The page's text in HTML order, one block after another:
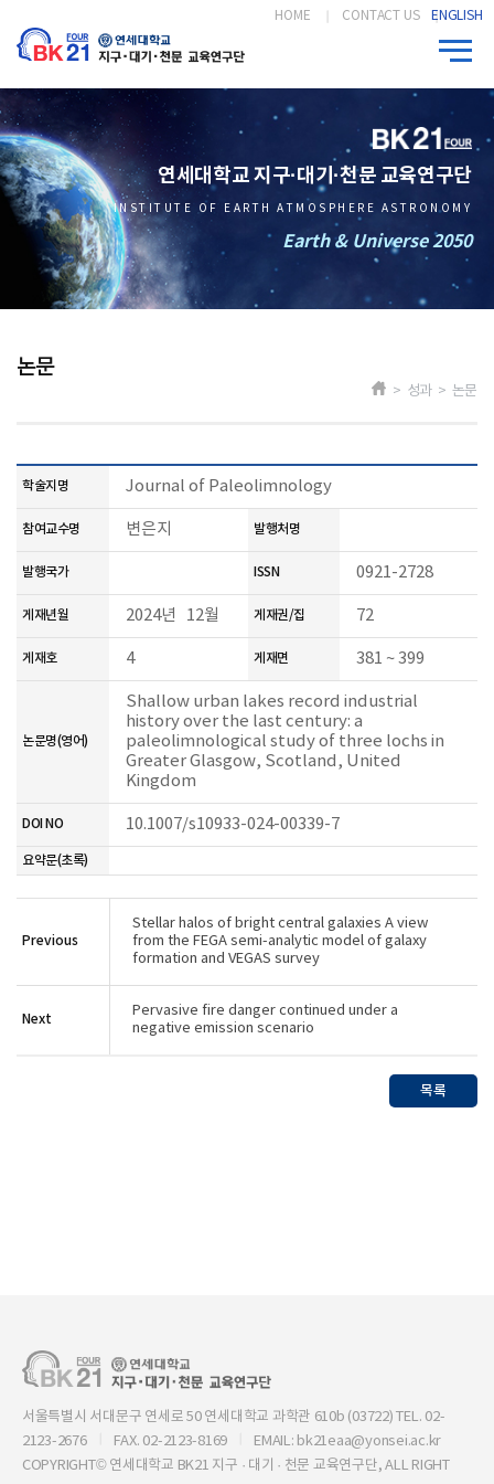
HOME CONTACT US ENGLISH
연세대학교 지구·대기·천문 교육연구단
INSTITUTE OF EARTH ATMOSPHERE ASTRONOMY
Earth & Universe 2050
논문
> 성과 > 논문
학술지명 Journal of Paleolimnology
참여교수명 변은지 발행처명
발행국가 ISSN 0921-2728
게재년월 2024년 12월 게재권/집 72
게재호 4 게재면 381 ~ 399
논문명(영어)
Shallow urban lakes record industrial
history over the last century: a
paleolimnological study of three lochs in
Greater Glasgow, Scotland, United
Kingdom
DOI NO 10.1007/s10933-024-00339-7
요약문(초록)
Previous
Stellar halos of bright central galaxies A view
from the FEGA semi-analytic model of galaxy
formation and VEGAS survey
Next
Pervasive fire danger continued under a
negative emission scenario
목록
서울특별시 서대문구 연세로 50 연세대학교 과학관 610b (03722) TEL. 02-
2123-2676
FAX. 02-2123-8169
EMAIL: bk21eaa@yonsei.ac.kr
COPYRIGHT© 연세대학교 BK21 지구 · 대기 · 천문 교육연구단, ALL RIGHT